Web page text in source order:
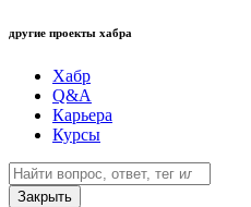
другие проекты хабра
Хабр
Q&A
Карьера
Курсы
Закрыть